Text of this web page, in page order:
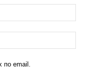
по email.